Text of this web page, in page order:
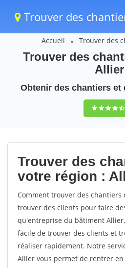
Trouver des
Accueil Trouver des
Trouver des
Allier
Obtenir des chantiers et
9,5(100%)53
votes
Trouver des
votre région :
Comment trouver des chantiers
trouver des clients pour faire
qu'entreprise du bâtiment
facile de trouver des clients et
réaliser rapidement. Notre
Allier vous permet de rentrer